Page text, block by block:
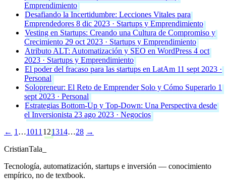
Emprendimiento
Desafiando la Incertidumbre: Lecciones Vitales para
Emprendedores 8 dic 2023 · Startups y Emprendimiento
Vesting en Startups: Creando una Cultura de Compromiso y
Crecimiento 29 oct 2023 · Startups y Emprendimiento
Atributo ALT: Automatización y SEO en WordPress 4 oct
2023 · Startups y Emprendimiento
El poder del fracaso para las startups en LatAm 11 sept 2023 ·
Personal
Solopreneur: El Reto de Emprender Solo y Cómo Superarlo 1
sept 2023 · Personal
Estrategias Bottom-Up y Top-Down: Una Perspectiva desde
el Inversionista 23 ago 2023 · Negocios
← 1 …1011 121314…28 →
CristianTala
Tecnología, automatización, startups e inversión — conocimiento
empírico, no de textbook.